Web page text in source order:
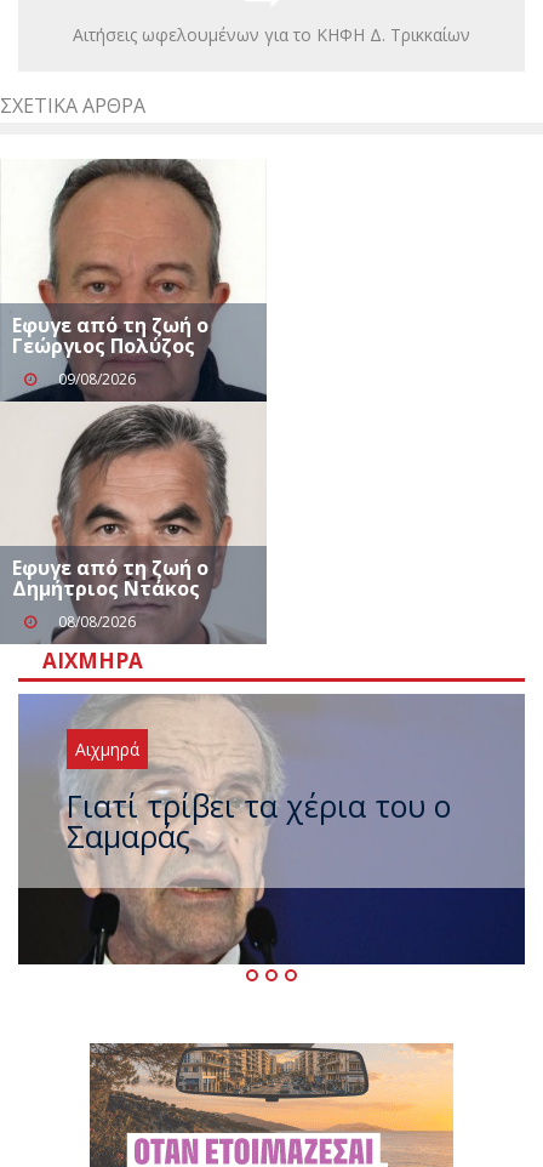
Αιτήσεις ωφελουμένων για το ΚΗΦΗ Δ. Τρικκαίων
ΣΧΕΤΙΚΆ ΆΡΘΡΑ
Eφυγε από τη ζωή ο
Γεώργιος Πολύζος
09/08/2026
Eφυγε από τη ζωή ο
Δημήτριος Ντάκος
08/08/2026
ΑΙΧΜΗΡΆ
Αιχμηρά
Ξαναχτύπησαν